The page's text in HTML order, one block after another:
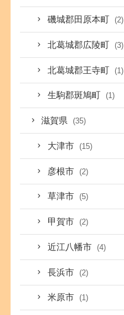
磯城郡田原本町 (2)
北葛城郡広陵町 (3)
北葛城郡王寺町 (1)
生駒郡斑鳩町 (1)
滋賀県 (35)
大津市 (15)
彦根市 (2)
草津市 (5)
甲賀市 (2)
近江八幡市 (4)
長浜市 (2)
米原市 (1)